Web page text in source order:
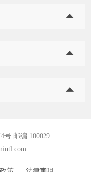
号 邮编:100029